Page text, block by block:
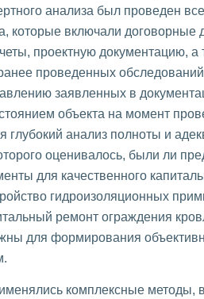
анализа был проведен
которые включали договорные
проектную документацию, а
проведенных
заявленных в
объекта на момент
глубокий анализ полноты и
оценивалось, были ли
для качественного
гидроизоляционных
ремонт ограждения
для формирования
комплексные